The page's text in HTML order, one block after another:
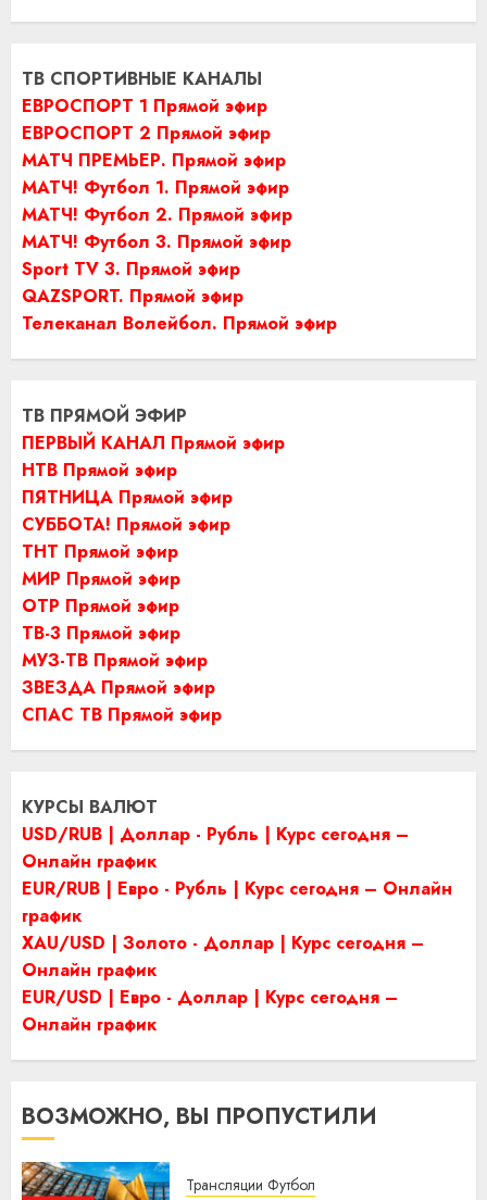
ТВ СПОРТИВНЫЕ КАНАЛЫ
ЕВРОСПОРТ 1 Прямой эфир
ЕВРОСПОРТ 2 Прямой эфир
МАТЧ ПРЕМЬЕР. Прямой эфир
МАТЧ! Футбол 1. Прямой эфир
МАТЧ! Футбол 2. Прямой эфир
МАТЧ! Футбол 3. Прямой эфир
Sport TV 3. Прямой эфир
QAZSPORT. Прямой эфир
Телеканал Волейбол. Прямой эфир
ТВ ПРЯМОЙ ЭФИР
ПЕРВЫЙ КАНАЛ Прямой эфир
НТВ Прямой эфир
ПЯТНИЦА Прямой эфир
СУББОТА! Прямой эфир
ТНТ Прямой эфир
МИР Прямой эфир
ОТР Прямой эфир
ТВ-3 Прямой эфир
МУЗ-ТВ Прямой эфир
ЗВЕЗДА Прямой эфир
СПАС ТВ Прямой эфир
КУРСЫ ВАЛЮТ
USD/RUB | Доллар - Рубль | Курс сегодня –
Онлайн график
EUR/RUB | Евро - Рубль | Курс сегодня – Онлайн
график
XAU/USD | Золото - Доллар | Курс сегодня –
Онлайн график
EUR/USD | Евро - Доллар | Курс сегодня –
Онлайн график
ВОЗМОЖНО, ВЫ ПРОПУСТИЛИ
Трансляции Футбол